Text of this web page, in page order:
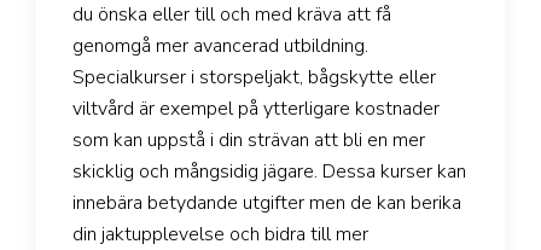
du önska eller till och med kräva att få
genomgå mer avancerad utbildning.
Specialkurser i storspeljakt, bågskytte eller
viltvård är exempel på ytterligare kostnader
som kan uppstå i din strävan att bli en mer
skicklig och mångsidig jägare. Dessa kurser kan
innebära betydande utgifter men de kan berika
din jaktupplevelse och bidra till mer